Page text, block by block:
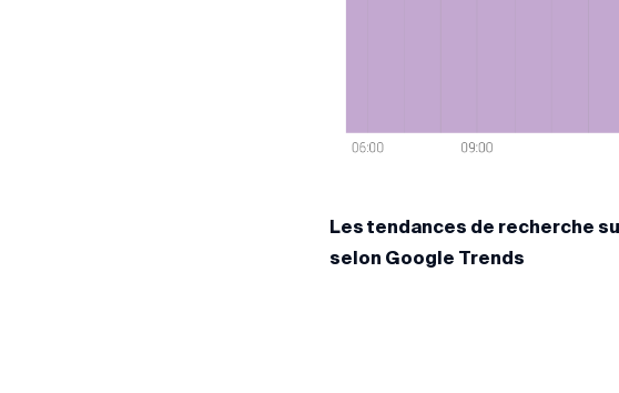
Les tendances de recherche
selon Google Trends